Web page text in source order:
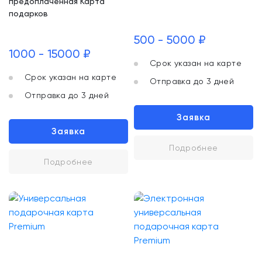
подарков
1000 - 15000 ₽
Срок указан на карте
Отправка до 3 дней
Заявка
Подробнее
500 - 5000 ₽
Срок указан на карте
Отправка до 3 дней
Заявка
Подробнее